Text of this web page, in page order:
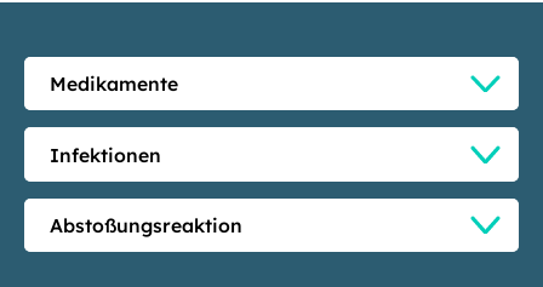
Medikamente
Infektionen
Abstoßungsreaktion